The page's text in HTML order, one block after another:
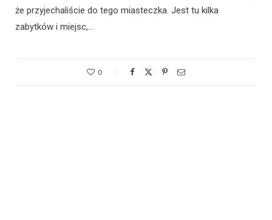
że przyjechaliście do tego miasteczka. Jest tu kilka
zabytków i miejsc,…
0